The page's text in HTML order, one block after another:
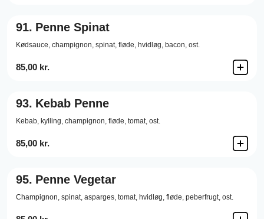
91. Penne Spinat
Kødsauce, champignon, spinat, fløde, hvidløg, bacon, ost.
85,00 kr.
93. Kebab Penne
Kebab, kylling, champignon, fløde, tomat, ost.
85,00 kr.
95. Penne Vegetar
Champignon, spinat, asparges, tomat, hvidløg, fløde, peberfrugt, ost.